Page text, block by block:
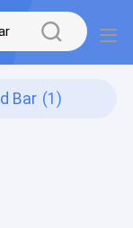
Bar (1)